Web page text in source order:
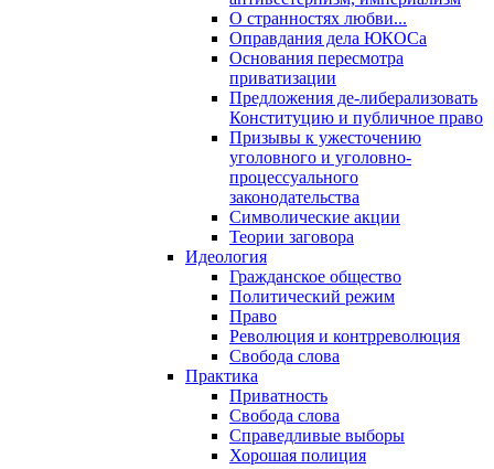
О странностях любви...
Оправдания дела ЮКОСа
Основания пересмотра
приватизации
Предложения де-либерализовать
Конституцию и публичное право
Призывы к ужесточению
уголовного и уголовно-
процессуального
законодательства
Символические акции
Теории заговора
Идеология
Гражданское общество
Политический режим
Право
Революция и контрреволюция
Свобода слова
Практика
Приватность
Свобода слова
Справедливые выборы
Хорошая полиция